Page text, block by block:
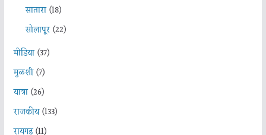
सातारा(18)
सोलापूर(22)
मीडिया(37)
मुळशी(7)
यात्रा(26)
राजकीय(133)
रायगड(11)